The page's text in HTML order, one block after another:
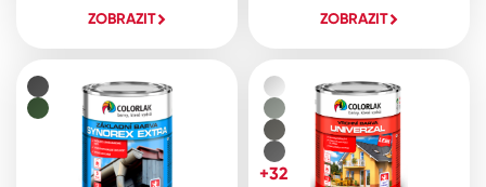
ZOBRAZIT ZOBRAZIT
+32